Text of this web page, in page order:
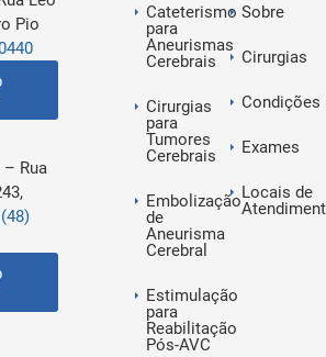
Pio
– Rua
(48)
Cateterismo
para
Aneurismas
Cerebrais
Cirurgias
para
Tumores
Cerebrais
Embolização
de
Aneurisma
Cerebral
Estimulação
para
Reabilitação
Pós-AVC
Sobre
Cirurgias
Condições
Exames
Locais de